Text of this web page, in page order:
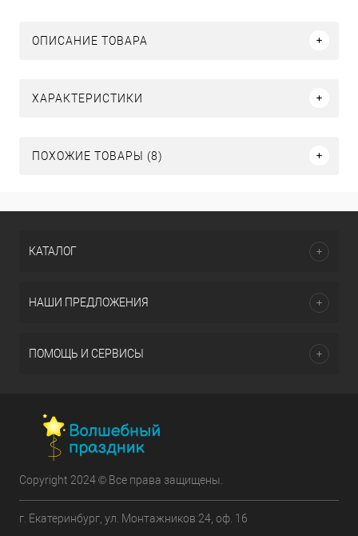
ОПИСАНИЕ ТОВАРА
ХАРАКТЕРИСТИКИ
ПОХОЖИЕ ТОВАРЫ (8)
КАТАЛОГ
НАШИ ПРЕДЛОЖЕНИЯ
ПОМОЩЬ И СЕРВИСЫ
Copyright 2024 © Все права защищены.
г. Екатеринбург, ул. Монтажников 24, оф. 16